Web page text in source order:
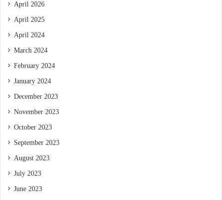
April 2026
April 2025
April 2024
March 2024
February 2024
January 2024
December 2023
November 2023
October 2023
September 2023
August 2023
July 2023
June 2023